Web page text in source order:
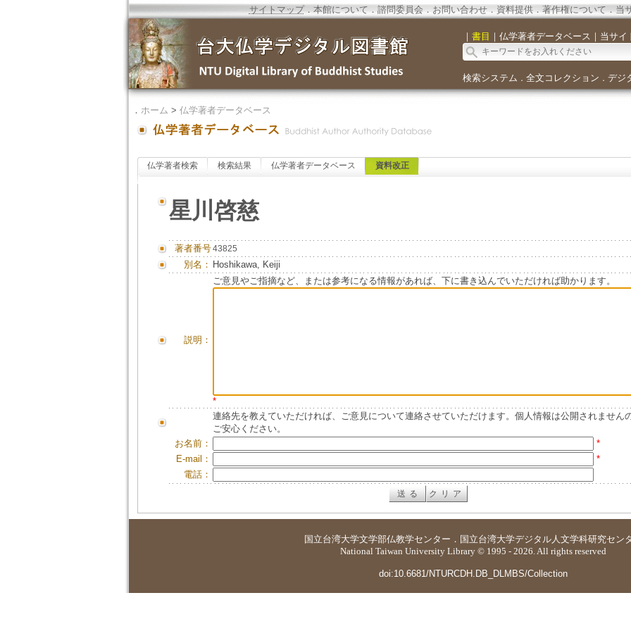
サイトマップ．本館について．諮問委員会． お問い合わせ． 資料提供．著作権について．当
｜ 書目 ｜ 仏学著者データベース ｜ 当サイ
検索システム ． 全文コレクション ． デジ
． ホーム > 仏学著者データベース
仏学著者検索 検索結果 仏学著者データベース 資料改正
星川啓慈
著者番号43825
別名： Hoshikawa, Keiji
説明：
ご意見やご指摘など、または参考になる情報があれば、下に書き込んでいただければ助かります。
*
連絡先を教えていただければ、ご意見について連絡させていただけます。個人情報は公開されません
ご安心ください。
お名前：
*
E-mail：
*
電話：
国立台湾大学文学部仏教学センター ． 国立台湾大学デジタル人文学科研究セン
National Taiwan University Library © 1995 - 2026. All rights reserved
doi:10.6681/NTURCDH.DB_DLMBS/Collection